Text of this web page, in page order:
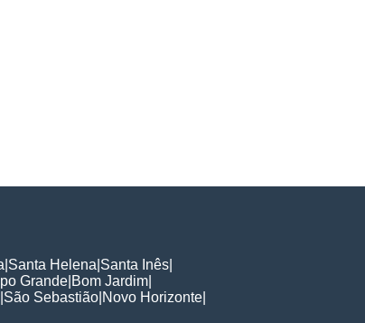
Santa Helena Santa Inês
Grande Bom Jardim
São Sebastião Novo Horizonte